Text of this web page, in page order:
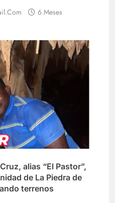
6 Meses
alias “El Pastor”,
de La Piedra de
terrenos